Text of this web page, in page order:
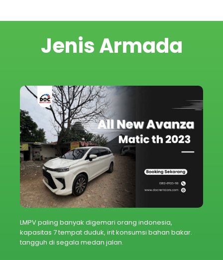
Jenis Armada
LMPV paling banyak digemari orang indonesia,
kapasitas 7 tempat duduk, irit konsumsi bahan bakar.
tangguh di segala medan jalan.